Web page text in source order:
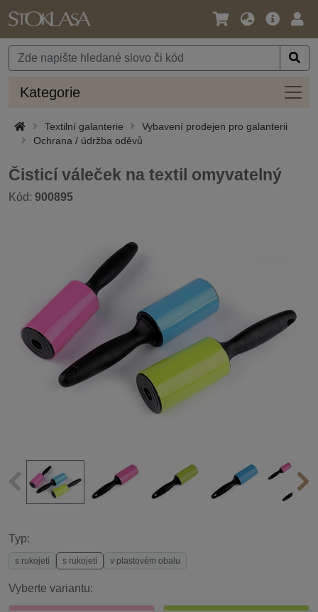
Jazyk
Měna
Hlavní
Kategorie
Textilní galanterie
Vybavení prodejen pro galanterii
Ochrana / údržba oděvů
Čisticí váleček na textil omyvatelný
Kód: 900895
Typ:
s rukojetí s rukojetí v plastovém obalu
Vyberte variantu: